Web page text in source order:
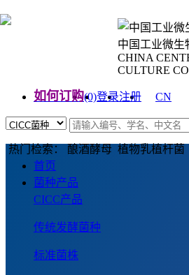
中国工业微生
CHINA
CULTURE
如何订购(0)登录注册
CN
热门检索： 酿酒酵母 植物乳植杆
首页
菌种产品
CICC产品
传统发酵菌种
标准菌株